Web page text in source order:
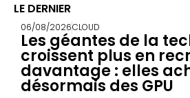
LE DERNIER
06/08/2026CLOUD
Les géantes de la
croissent plus en
davantage : elles
désormais des GPU